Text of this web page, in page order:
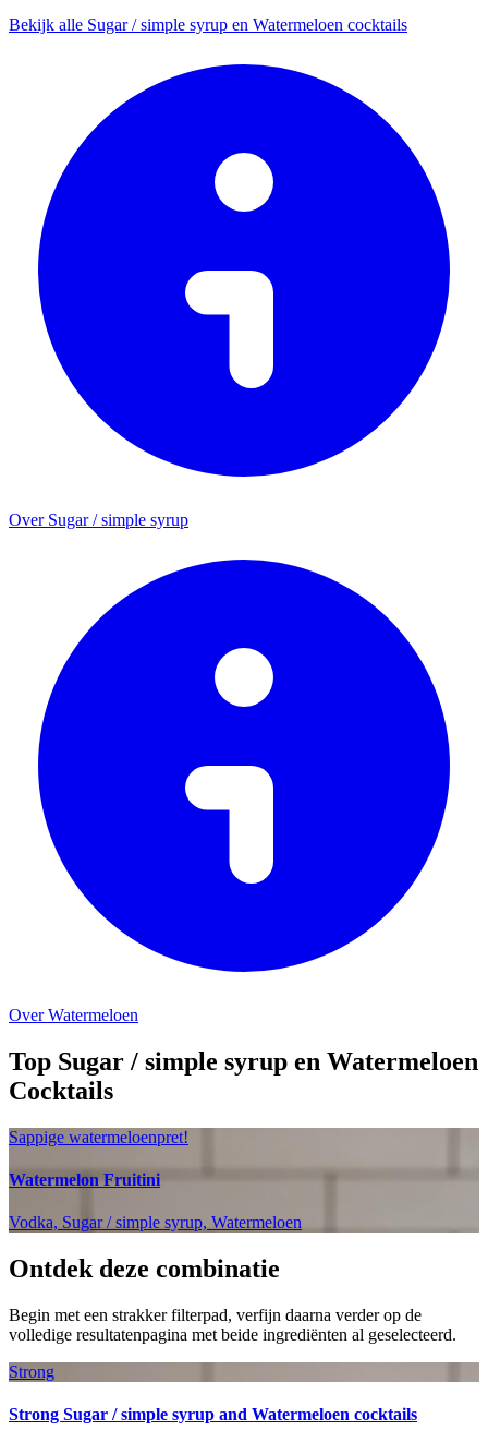
Bekijk alle Sugar / simple syrup en Watermeloen cocktails
Over Sugar / simple syrup
Over Watermeloen
Top Sugar / simple syrup en Watermeloen
Cocktails
Sappige watermeloenpret!
Watermelon Fruitini
Vodka, Sugar / simple syrup, Watermeloen
Ontdek deze combinatie
Begin met een strakker filterpad, verfijn daarna verder op de
volledige resultatenpagina met beide ingrediënten al geselecteerd.
Strong
Strong Sugar / simple syrup and Watermeloen cocktails